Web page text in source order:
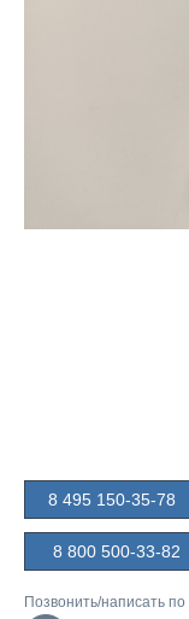
8 495 150-35-78
8 800 500-33-82
Позвонить/написать по